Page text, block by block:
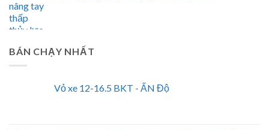
BÁN CHẠY NHẤT
Vỏ xe 12-16.5 BKT - ẤN Độ